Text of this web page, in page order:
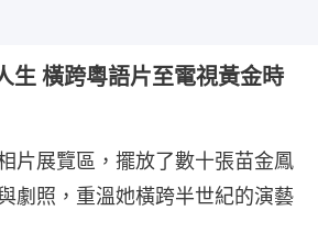
生 橫跨粵語片至電視黃金時
片展覽區，擺放了數十張苗金鳳
劇照，重溫她橫跨半世紀的演藝